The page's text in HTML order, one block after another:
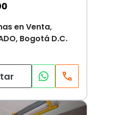
en Venta,
Bogotá D.C.